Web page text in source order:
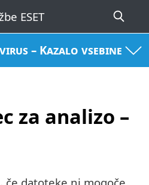
– Kazalo vsebine
za analizo –